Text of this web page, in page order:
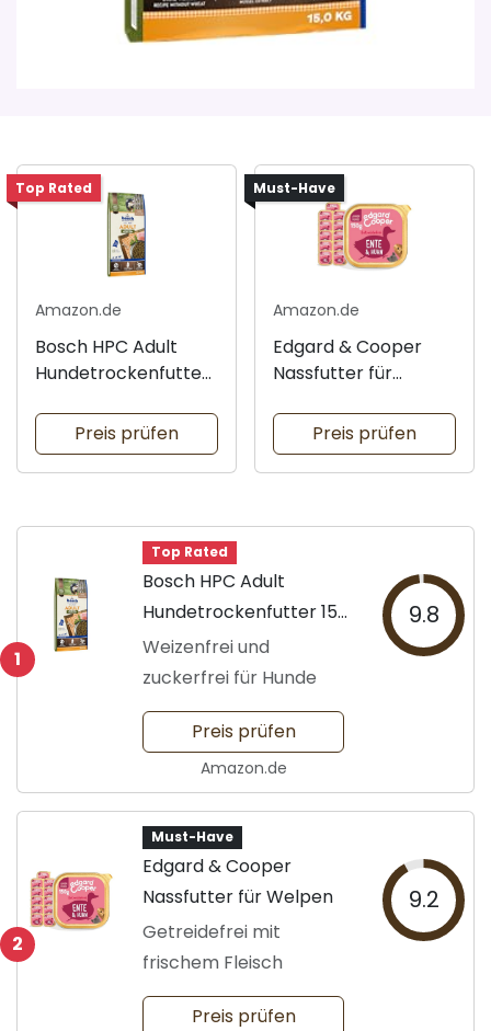
Top Rated
Amazon.de
Bosch HPC Adult
Hundetrockenfutter
Preis prüfen
Must-Have
Amazon.de
Edgard & Cooper
Nassfutter für
Preis prüfen
1
Top Rated
Bosch HPC Adult
Hundetrockenfutter 15
kg
Weizenfrei und
zuckerfrei für Hunde
9.8
Preis prüfen
Amazon.de
2
Must-Have
Edgard & Cooper
Nassfutter für Welpen
Getreidefrei mit
frischem Fleisch
9.2
Preis prüfen